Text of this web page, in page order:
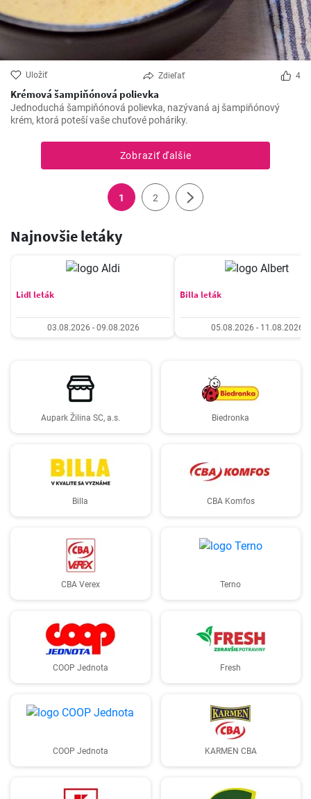
Uložiť Zdieľať 4
Krémová šampiňónová polievka
Jednoduchá šampiňónová polievka, nazývaná aj šampiňónový
krém, ktorá poteší vaše chuťové poháriky.
Zobraziť ďalšie
1 2
Najnovšie letáky
Lidl leták
03.08.2026 - 09.08.2026
Billa leták
05.08.2026 - 11.08.2026
Aupark Žilina SC, a.s. Biedronka
Billa CBA Komfos
CBA Verex Terno
COOP Jednota Fresh
COOP Jednota KARMEN CBA